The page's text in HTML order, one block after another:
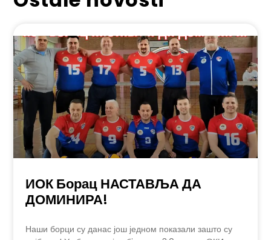
ИОК Борац НАСТАВЉА ДА
ДОМИНИРА!
Наши борци су данас још једном показали зашто су